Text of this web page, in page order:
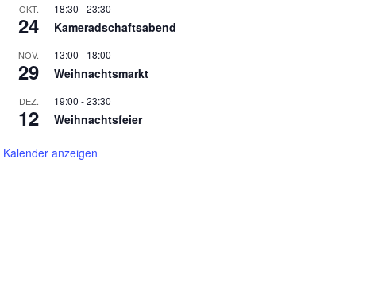
OKT.
24
18:30 -23:30
Kameradschaftsabend
NOV.
29
13:00 - 18:00
Weihnachtsmarkt
DEZ.
12
19:00 -23:30
Weihnachtsfeier
Kalender anzeigen